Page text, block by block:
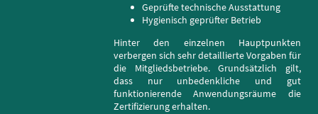
Geprüfte technische Ausstattung
Hygienisch geprüfter Betrieb
Hinter den einzelnen Hauptpunkten
verbergen sich sehr detaillierte Vorgaben für
die Mitgliedsbetriebe. Grundsätzlich gilt,
dass nur unbedenkliche und gut
funktionierende Anwendungsräume die
Zertifizierung erhalten.